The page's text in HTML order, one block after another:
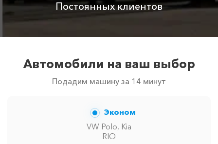
Постоянных клиентов
Автомобили на ваш выбор
Подадим машину за 14 минут
Эконом
VW Polo, Kia
RIO